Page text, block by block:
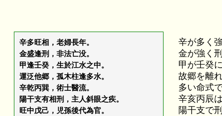
辛多旺相，老婦長年。
金盛逢刑，非法亡没。
甲逢壬癸，生於江水之中。
運泛他郷，孤木柱逢多水。
辛乾丙巽，術士醫流。
陽干支有相刑，主人斜眼之疾。
旺中戊己，児孫後代為官。
辛が多く
金が強く
甲が壬癸
故郷を離
多い命式
辛亥丙辰
陽干支で